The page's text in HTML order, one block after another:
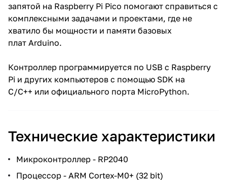
запятой на Raspberry Pi Pico помогают справиться с
комплексными задачами и проектами, где не
хватило бы мощности и памяти базовых
плат Arduino.
Контроллер программируется по USB с Raspberry
Pi и других компьютеров с помощью SDK на
C/C++ или официального порта MicroPython.
Технические характеристики
Микроконтроллер - RP2040
Процессор - ARM Cortex-M0+ (32 bit)